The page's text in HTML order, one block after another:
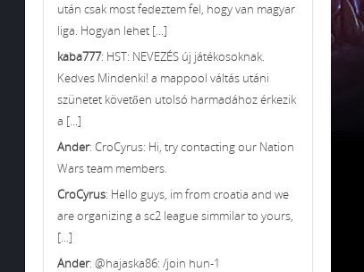
után csak most fedeztem fel, hogy van magyar
liga. Hogyan lehet [...]
kaba777: HST: NEVEZÉS új játékosoknak.
Kedves Mindenki! a mappool váltás utáni
szünetet követően utolsó harmadához érkezik
a [...]
Ander: CroCyrus: Hi, try contacting our Nation
Wars team members.
CroCyrus: Hello guys, im from croatia and we
are organizing a sc2 league simmilar to yours,
[...]
Ander: @hajaska86: /join hun-1